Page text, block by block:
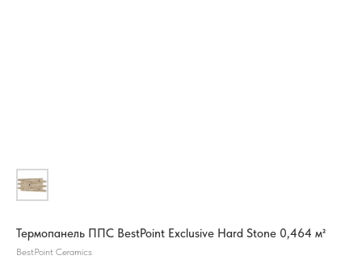
Термопанель ППС BestPoint Exclusive Hard Stone 0,464 м²
BestPoint Ceramics